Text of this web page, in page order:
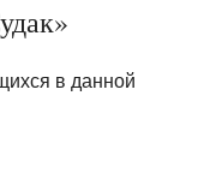
в данной